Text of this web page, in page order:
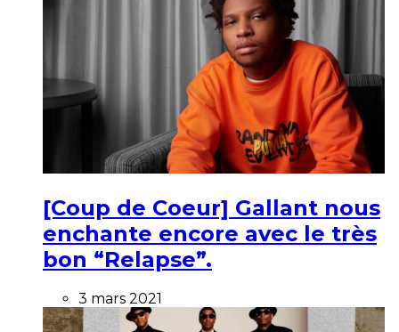
[Coup de Coeur] Gallant nous
enchante encore avec le très
bon “Relapse”.
3 mars 2021